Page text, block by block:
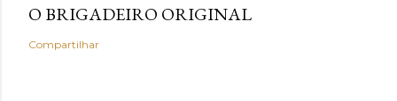
O BRIGADEIRO ORIGINAL
Compartilhar